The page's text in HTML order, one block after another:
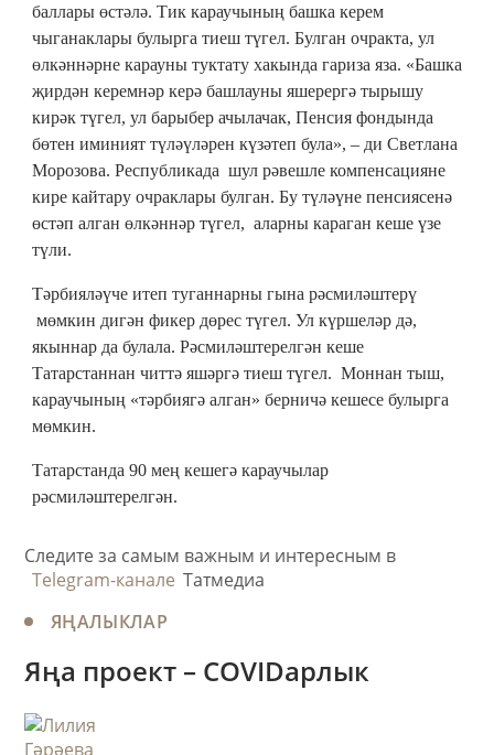
баллары өстәлә. Тик караучының башка керем
чыганаклары булырга тиеш түгел. Булган очракта, ул
өлкәннәрне карауны туктату хакында гариза яза. «Башка
җирдән керемнәр керә башлауны яшерергә тырышу
кирәк түгел, ул барыбер ачылачак, Пенсия фондында
бөтен иминият түләүләрен күзәтеп була», – ди Светлана
Морозова. Республикада шул рәвешле компенсацияне
кире кайтару очраклары булган. Бу түләүне пенсиясенә
өстәп алган өлкәннәр түгел, аларны караган кеше үзе
түли.
Тәрбияләүче итеп туганнарны гына рәсмиләштерү
мөмкин дигән фикер дөрес түгел. Ул күршеләр дә,
якыннар да булала. Рәсмиләштерелгән кеше
Татарстаннан читтә яшәргә тиеш түгел. Моннан тыш,
караучының «тәрбиягә алган» берничә кешесе булырга
мөмкин.
Татарстанда 90 мең кешегә караучылар
рәсмиләштерелгән.
Следите за самым важным и интересным в
Telegram-канале Татмедиа
ЯҢАЛЫКЛАР
Яңа проект – COVIDарлык